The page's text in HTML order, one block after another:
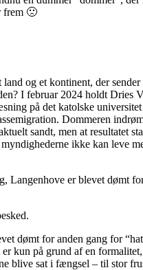
frem 🙁
og et kontinent, der
I februar 2024 holdt Dries
på det katolske
Dommeren
sandt, men at resultatet
ikke kan leve
Langenhove er blevet dømt
dømt for anden gang for
er kun på grund af en
blive sat i fængsel – til stor